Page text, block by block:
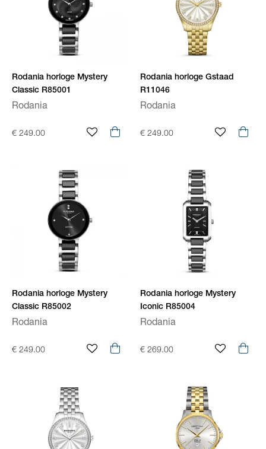
Rodania horloge Mystery
Classic R85001
Rodania
€ 249.00
Rodania horloge Gstaad
R11046
Rodania
€ 249.00
Rodania horloge Mystery
Classic R85002
Rodania
€ 249.00
Rodania horloge Mystery
Iconic R85004
Rodania
€ 269.00